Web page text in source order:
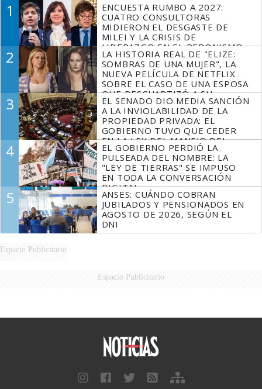
1
ENCUESTA RUMBO A 2027:
CUATRO CONSULTORAS
MIDIERON EL DESGASTE DE
MILEI Y LA CRISIS DE
LIDERAZGO EN EL PERONISMO
2
LA HISTORIA REAL DE "ELIZE:
SOMBRAS DE UNA MUJER", LA
NUEVA PELÍCULA DE NETFLIX
SOBRE EL CASO DE UNA ESPOSA
QUE DESCUARTIZÓ A SU
MARIDO
3
EL SENADO DIO MEDIA SANCIÓN
A LA INVIOLABILIDAD DE LA
PROPIEDAD PRIVADA: EL
GOBIERNO TUVO QUE CEDER
EN LA LEY DEL MANEJO DEL
FUEGO
4
EL GOBIERNO PERDIÓ LA
PULSEADA DEL NOMBRE: LA
"LEY DE TIERRAS" SE IMPUSO
EN TODA LA CONVERSACIÓN
DIGITAL
5
ANSES: CUÁNDO COBRAN
JUBILADOS Y PENSIONADOS EN
AGOSTO DE 2026, SEGÚN EL
DNI
Espacio Publicitario
Espacio Publicitario